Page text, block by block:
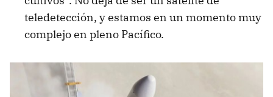
teledetección, y estamos en un momento muy
complejo en pleno Pacífico.